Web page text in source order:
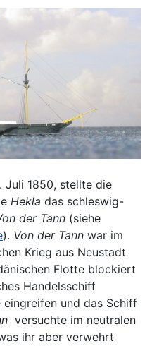
Juli 1850, stellte die
Hekla das schleswig-
der Tann (siehe
). Von der Tann war im
Krieg aus Neustadt
Flotte blockiert
Handelsschiff
eingreifen und das Schiff
versuchte im neutralen
ihr aber verwehrt